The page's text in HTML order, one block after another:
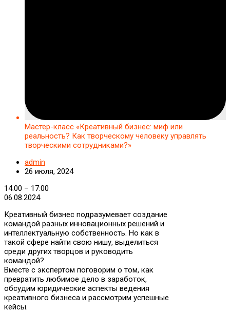
Мастер-класс «Креативный бизнес: миф или
реальность? Как творческому человеку управлять
творческими сотрудниками?»
admin
26 июля, 2024
Мастер-
класс
бизнес:
миф
или
реальность?
Как
творческому
человеку
управлять
творческими
сотрудниками?»
14:00 – 17:00
06.08.2024
Креативный бизнес подразумевает создание
командой разных инновационных решений и
интеллектуальную собственность. Но как в
такой сфере найти свою нишу, выделиться
среди других творцов и руководить
командой?
Вместе с экспертом поговорим о том, как
превратить любимое дело в заработок,
обсудим юридические аспекты ведения
креативного бизнеса и рассмотрим успешные
кейсы.